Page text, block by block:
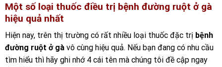
Một số loại thuốc điều trị bệnh đường ruột ở gà
hiệu quả nhất
Hiện nay, trên thị trường có rất nhiều loại thuốc đặc trị bệnh
đường ruột ở gà vô cùng hiệu quả. Nếu bạn đang có nhu cầu
tìm hiểu thì hãy ghi nhớ 4 cái tên mà chúng tôi đề cập ngay